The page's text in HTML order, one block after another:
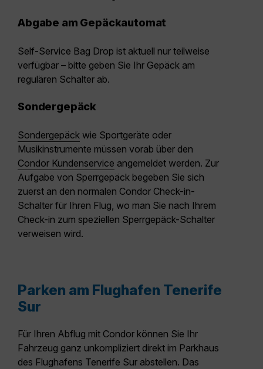
Abgabe am Gepäckautomat
Self-Service Bag Drop ist aktuell nur teilweise
verfügbar – bitte geben Sie Ihr Gepäck am
regulären Schalter ab.
Sondergepäck
Sondergepäck wie Sportgeräte oder
Musikinstrumente müssen vorab über den
Condor Kundenservice angemeldet werden. Zur
Aufgabe von Sperrgepäck begeben Sie sich
zuerst an den normalen Condor Check-in-
Schalter für Ihren Flug, wo man Sie nach Ihrem
Check-in zum speziellen Sperrgepäck-Schalter
verweisen wird.
Parken am Flughafen Tenerife
Sur
Für Ihren Abflug mit Condor können Sie Ihr
Fahrzeug ganz unkompliziert direkt im Parkhaus
des Flughafens Tenerife Sur abstellen. Das